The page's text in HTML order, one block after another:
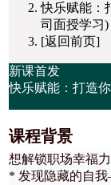
快乐赋能：
司面授学习)
[返回前页]
新课首发
快乐赋能：打造
课程背景
想解锁职场幸福
* 发现隐藏的自